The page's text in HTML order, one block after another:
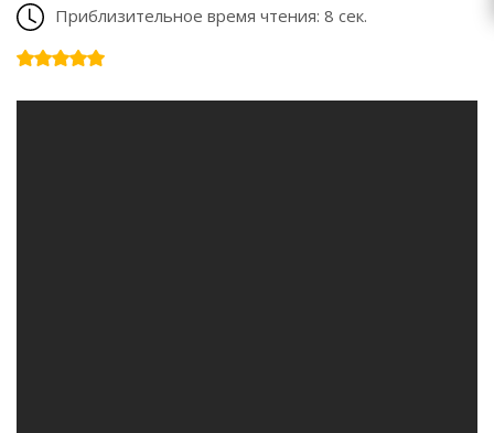
Приблизительное время чтения: 8 сек.